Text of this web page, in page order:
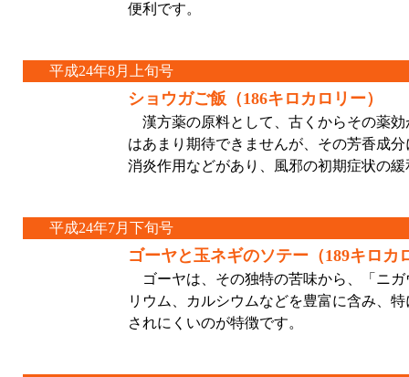
便利です。
平成24年8月上旬号
ショウガご飯（186キロカロリー）
漢方薬の原料として、古くからその薬
はあまり期待できませんが、その芳香成
消炎作用などがあり、風邪の初期症状の
平成24年7月下旬号
ゴーヤと玉ネギのソテー（189キロカ
ゴーヤは、その独特の苦味から、「ニ
リウム、カルシウムなどを豊富に含み、
されにくいのが特徴です。